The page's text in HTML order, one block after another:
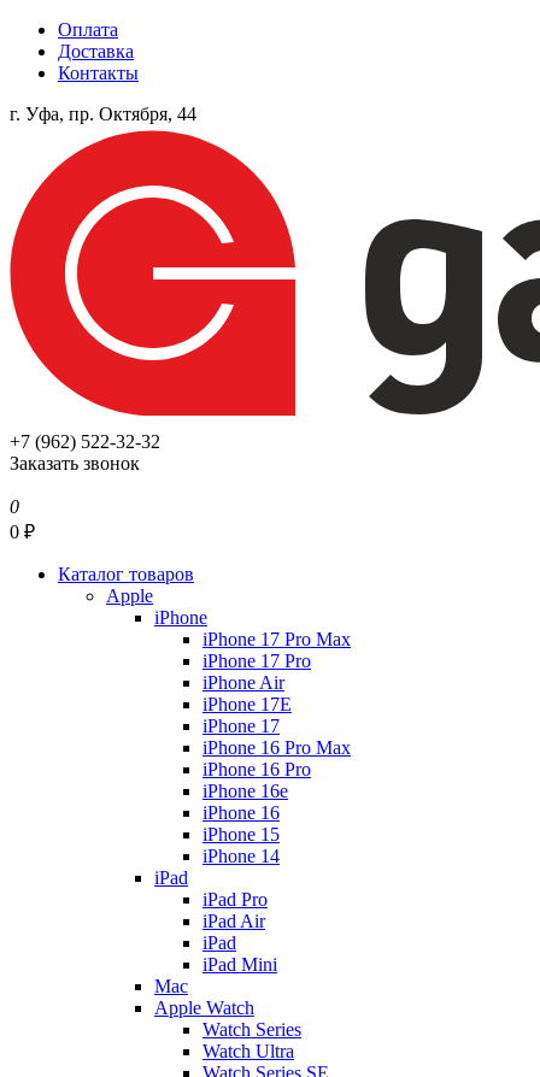
Оплата
Доставка
Контакты
г. Уфа, пр. Октября, 44
+7 (962) 522-32-32
Заказать звонок
0
0 ₽
Каталог товаров
Apple
iPhone
iPhone 17 Pro Max
iPhone 17 Pro
iPhone Air
iPhone 17E
iPhone 17
iPhone 16 Pro Max
iPhone 16 Pro
iPhone 16e
iPhone 16
iPhone 15
iPhone 14
iPad
iPad Pro
iPad Air
iPad
iPad Mini
Mac
Apple Watch
Watch Series
Watch Ultra
Watch Series SE